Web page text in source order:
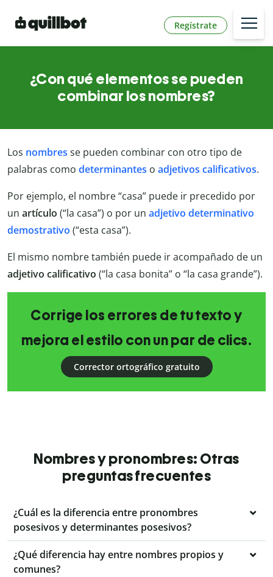
Regístrate
¿Con qué elementos se pueden
combinar los nombres?
Los nombres se pueden combinar con otro tipo de
palabras como determinantes o adjetivos calificativos.
Por ejemplo, el nombre “casa” puede ir precedido por
un artículo (“la casa”) o por un adjetivo determinativo
demostrativo (“esta casa”).
El mismo nombre también puede ir acompañado de un
adjetivo calificativo (“la casa bonita” o “la casa grande”).
Corrige los errores de tu texto y
mejora el estilo con un par de clics.
Corrector ortográfico gratuito
Nombres y pronombres: Otras
preguntas frecuentes
¿Cuál es la diferencia entre pronombres
posesivos y determinantes posesivos?
¿Qué diferencia hay entre nombres propios y
comunes?